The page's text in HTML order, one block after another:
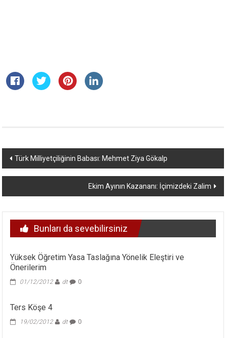
Yazı
dolaşımı
Türk Milliyetçiliğinin Babası: Mehmet Ziya Gökalp
Ekim Ayının Kazananı: İçimizdeki Zalim
Bunları da sevebilirsiniz
Yüksek Öğretim Yasa Taslağına Yönelik Eleştiri ve
Önerilerim
01/12/2012 dt 0
Ters Köşe 4
19/02/2012 dt 0